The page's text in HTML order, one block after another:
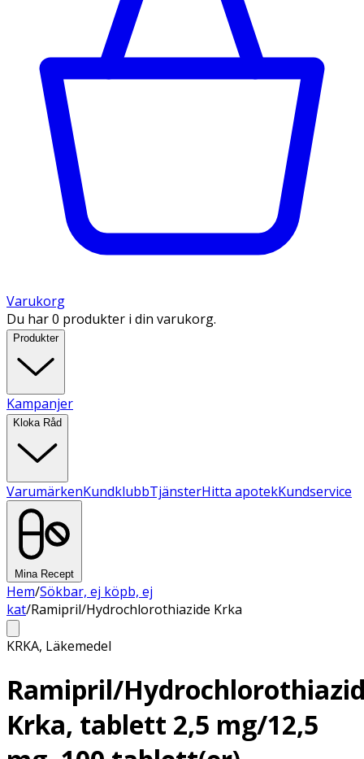
Varukorg
Du har 0 produkter i din varukorg.
Produkter
Kampanjer
Kloka Råd
VarumärkenKundklubbTjänsterHitta apotekKundservice
Mina Recept
Hem/Sökbar, ej köpb, ej
kat/Ramipril/Hydrochlorothiazide Krka
KRKA, Läkemedel
Ramipril/
Krka, tablett 2,5 mg/12,5